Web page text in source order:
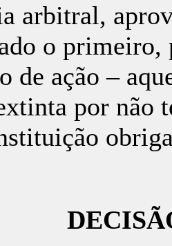
arbitral,
o
de ação –
por não